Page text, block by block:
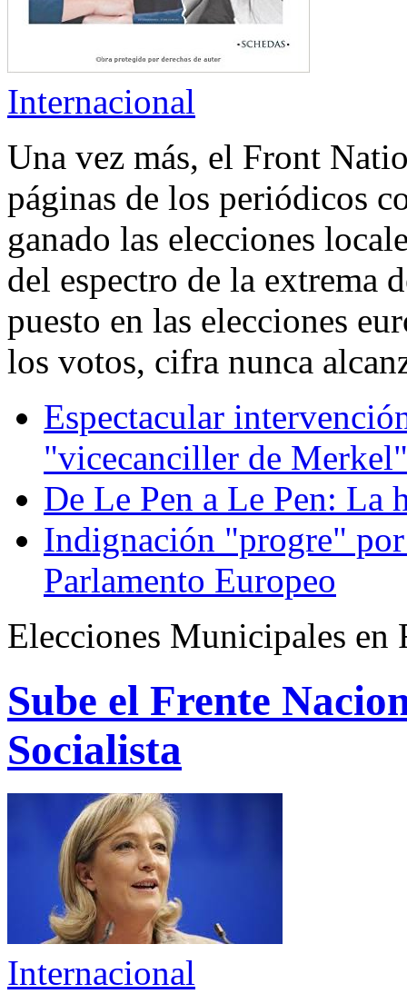
Internacional
Una vez más, el Front
páginas de los periódicos
ganado las elecciones
del espectro de la extrema
puesto en las elecciones
los votos, cifra nunca
Espectacular
"vicecanciller de Merkel"
De Le Pen a Le Pen: La
Indignación "progre"
Parlamento Europeo
Elecciones Municipales en
Sube el Frente
Socialista
Internacional